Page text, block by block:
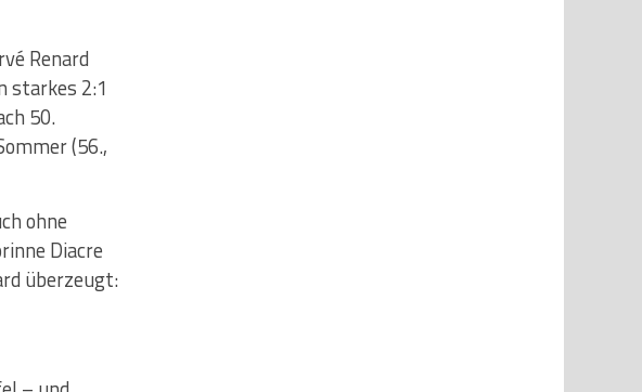
Renard
starkes 2:1
50.
(56.,
ohne
Diacre
überzeugt: